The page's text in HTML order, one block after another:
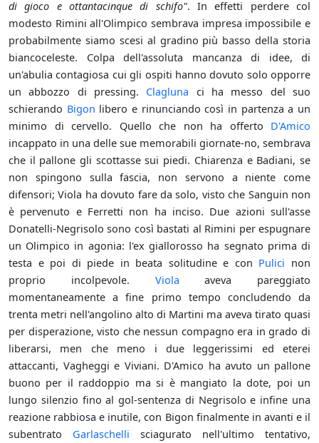
di gioco e ottantacinque di schifo". In effetti perdere col
modesto Rimini all'Olimpico sembrava impresa impossibile e
probabilmente siamo scesi al gradino più basso della storia
biancoceleste. Colpa dell'assoluta mancanza di idee, di
un'abulia contagiosa cui gli ospiti hanno dovuto solo opporre
un abbozzo di pressing. Clagluna ci ha messo del suo
schierando Bigon libero e rinunciando così in partenza a un
minimo di cervello. Quello che non ha offerto D'Amico
incappato in una delle sue memorabili giornate-no, sembrava
che il pallone gli scottasse sui piedi. Chiarenza e Badiani, se
non spingono sulla fascia, non servono a niente come
difensori; Viola ha dovuto fare da solo, visto che Sanguin non
è pervenuto e Ferretti non ha inciso. Due azioni sull'asse
Donatelli-Negrisolo sono così bastati al Rimini per espugnare
un Olimpico in agonia: l'ex giallorosso ha segnato prima di
testa e poi di piede in beata solitudine e con Pulici non
proprio incolpevole. Viola aveva pareggiato
momentaneamente a fine primo tempo concludendo da
trenta metri nell'angolino alto di Martini ma aveva tirato quasi
per disperazione, visto che nessun compagno era in grado di
liberarsi, men che meno i due leggerissimi ed eterei
attaccanti, Vagheggi e Viviani. D'Amico ha avuto un pallone
buono per il raddoppio ma si è mangiato la dote, poi un
lungo silenzio fino al gol-sentenza di Negrisolo e infine una
reazione rabbiosa e inutile, con Bigon finalmente in avanti e il
subentrato Garlaschelli sciagurato nell'ultimo tentativo,